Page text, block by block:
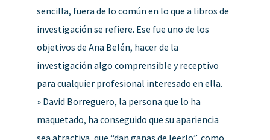
sencilla, fuera de lo común en lo que a libros de
investigación se refiere. Ese fue uno de los
objetivos de Ana Belén, hacer de la
investigación algo comprensible y receptivo
para cualquier profesional interesado en ella.
» David Borreguero, la persona que lo ha
maquetado, ha conseguido que su apariencia